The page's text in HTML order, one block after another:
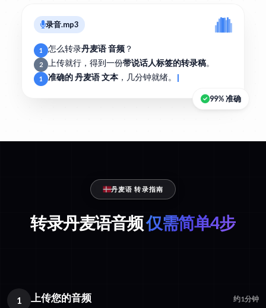
录音.mp3
1 怎么转录丹麦语 音频 ？
2 上传就行，得到一份带说话人标签的转录稿。
1 准确的 丹麦语 文本，几分钟就绪。
99% 准确
丹麦语 转录指南
转录丹麦语音频仅需简单4步
1 上传您的音频 约1分钟